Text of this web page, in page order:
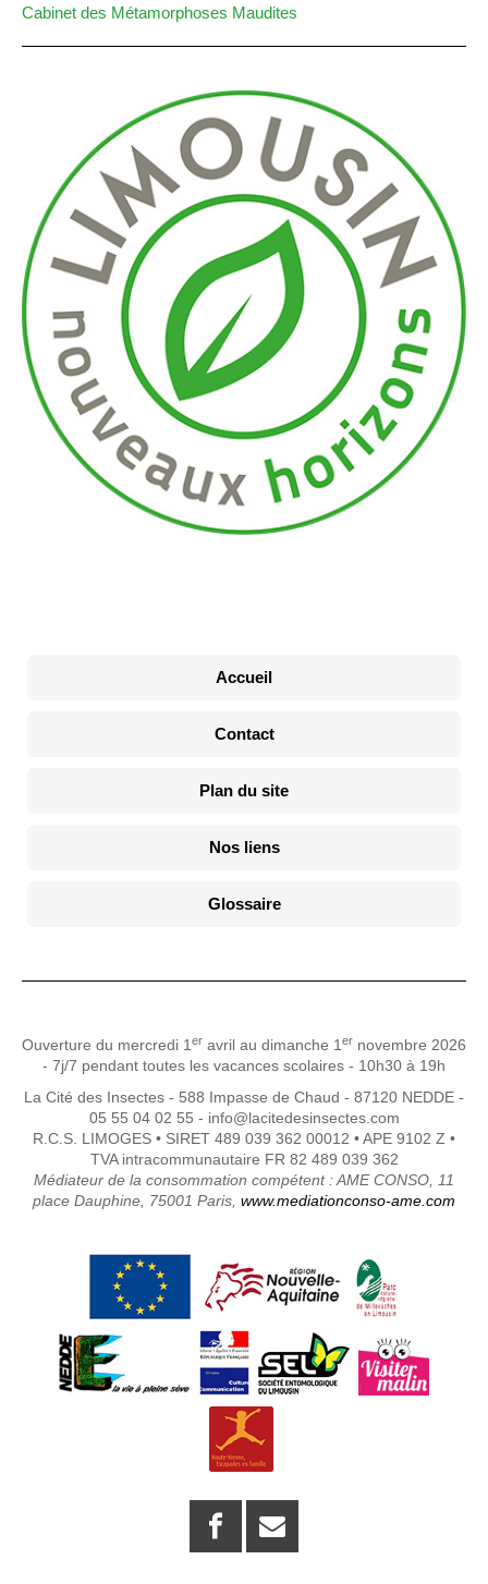
Cabinet des Métamorphoses Maudites
Accueil
Contact
Plan du site
Nos liens
Glossaire
Ouverture du mercredi 1 er avril au dimanche 1 er novembre 2026
- 7j/7 pendant toutes les vacances scolaires - 10h30 à 19h
La Cité des Insectes - 588 Impasse de Chaud - 87120 NEDDE -
05 55 04 02 55 - info@lacitedesinsectes.com
R.C.S. LIMOGES • SIRET 489 039 362 00012 • APE 9102 Z •
TVA intracommunautaire FR 82 489 039 362
Médiateur de la consommation compétent : AME CONSO, 11
place Dauphine, 75001 Paris, www.mediationconso-ame.com